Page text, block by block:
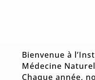
Bienvenue à
Médecine
Chaque année,